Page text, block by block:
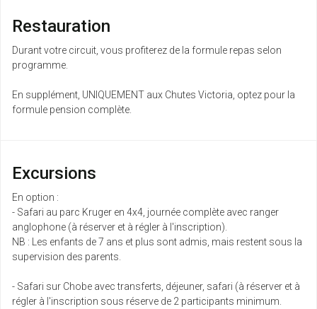
Restauration
Durant votre circuit, vous profiterez de la formule repas selon
programme.
En supplément, UNIQUEMENT aux Chutes Victoria, optez pour la
formule pension complète.
Excursions
En option :
- Safari au parc Kruger en 4x4, journée complète avec ranger
anglophone (à réserver et à régler à l'inscription).
NB : Les enfants de 7 ans et plus sont admis, mais restent sous la
supervision des parents.
- Safari sur Chobe avec transferts, déjeuner, safari (à réserver et à
régler à l'inscription sous réserve de 2 participants minimum.